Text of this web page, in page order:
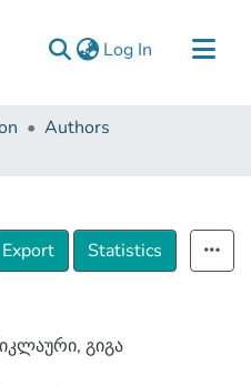
Log In (current)
Authors
Export Statistics
გიგა